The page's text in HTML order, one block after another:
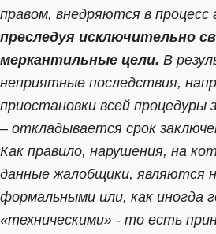
правом, внедряются в процесс
преследуя исключительно
меркантильные цели. В
неприятные последствия,
приостановки всей процедуры
– откладывается срок
Как правило, нарушения, на
данные жалобщики, являются
формальными или, как иногда
«техническими» - то есть